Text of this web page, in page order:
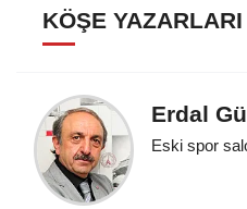
KÖŞE YAZARLARI
Erdal
Eski spor